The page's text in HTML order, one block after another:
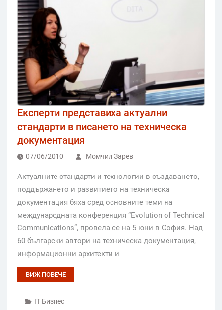
Експерти представиха актуални
стандарти в писането на техническа
документация
07/06/2010 Момчил Зарев
Актуалните стандарти и технологии в създаването,
поддържането и развитието на техническа
документация бяха сред основните теми на
международната конференция “Evolution of Technical
Communications”, провела се на 5 юни в София. Над
60 български автори на техническа документация,
информационни архитекти и
ВИЖ ПОВЕЧЕ
IT Бизнес